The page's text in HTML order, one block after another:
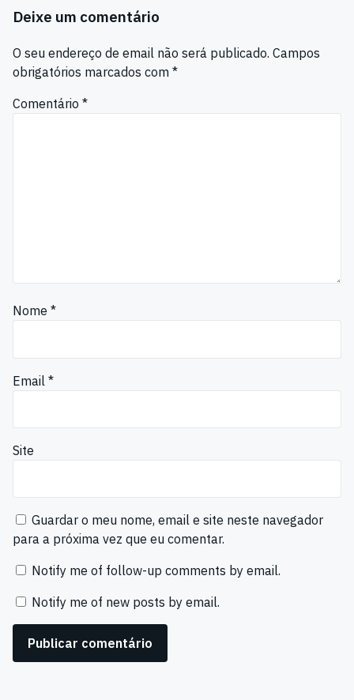
Deixe um comentário
O seu endereço de email não será publicado. Campos
obrigatórios marcados com *
Comentário *
Nome *
Email *
Site
Guardar o meu nome, email e site neste navegador
para a próxima vez que eu comentar.
Notify me of follow-up comments by email.
Notify me of new posts by email.